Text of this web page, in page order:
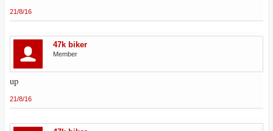
21/8/16
47k biker
Member
up
21/8/16